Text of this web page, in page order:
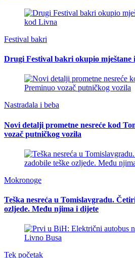
Festival bakri
Drugi Festival bakri okupio mještane
Nastradala i beba
Novi detalji prometne nesreće kod
vozač putničkog vozila
Mokronoge
Teška nesreća u Tomislavgradu.
ozljede. Među njima i dijete
Tek početak